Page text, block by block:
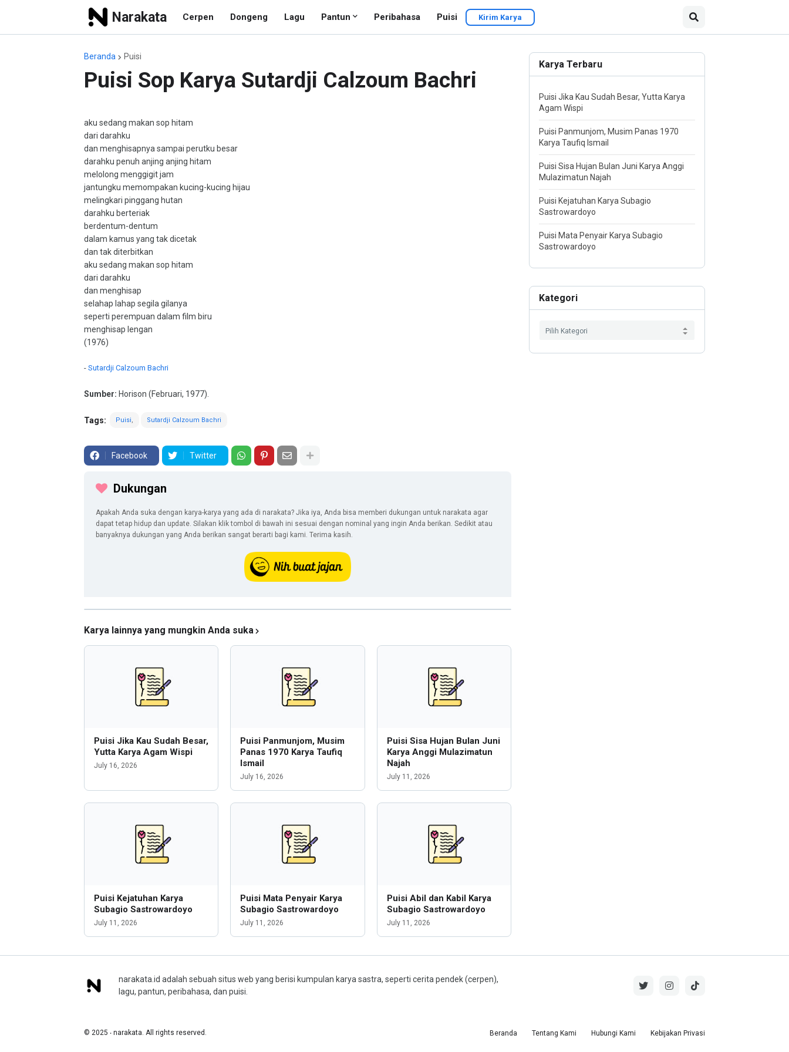
Narakata Cerpen Dongeng Lagu Pantun Peribahasa Puisi Kirim Karya
Beranda Puisi
Puisi Sop Karya Sutardji Calzoum Bachri
aku sedang makan sop hitam
dari darahku
dan menghisapnya sampai perutku besar
darahku penuh anjing anjing hitam
melolong menggigit jam
jantungku memompakan kucing-kucing hijau
melingkari pinggang hutan
darahku berteriak
berdentum-dentum
dalam kamus yang tak dicetak
dan tak diterbitkan
aku sedang makan sop hitam
dari darahku
dan menghisap
selahap lahap segila gilanya
seperti perempuan dalam film biru
menghisap lengan
(1976)
- Sutardji Calzoum Bachri
Sumber: Horison (Februari, 1977).
Tags: Puisi Sutardji Calzoum Bachri
Facebook Twitter
Dukungan
Apakah Anda suka dengan karya-karya yang ada di narakata? Jika iya, Anda bisa memberi dukungan untuk narakata agar
dapat tetap hidup dan update. Silakan klik tombol di bawah ini sesuai dengan nominal yang ingin Anda berikan. Sedikit atau
banyaknya dukungan yang Anda berikan sangat berarti bagi kami. Terima kasih.
Karya lainnya yang mungkin Anda suka
Puisi Jika Kau Sudah Besar,
Yutta Karya Agam Wispi
July 16, 2026
Puisi Panmunjom, Musim
Panas 1970 Karya Taufiq
Ismail
July 16, 2026
Puisi Sisa Hujan Bulan Juni
Karya Anggi Mulazimatun
Najah
July 11, 2026
Puisi Kejatuhan Karya
Subagio Sastrowardoyo
July 11, 2026
Puisi Mata Penyair Karya
Subagio Sastrowardoyo
July 11, 2026
Puisi Abil dan Kabil Karya
Subagio Sastrowardoyo
July 11, 2026
Karya Terbaru
Puisi Jika Kau Sudah Besar, Yutta Karya
Agam Wispi
Puisi Panmunjom, Musim Panas 1970
Karya Taufiq Ismail
Puisi Sisa Hujan Bulan Juni Karya Anggi
Mulazimatun Najah
Puisi Kejatuhan Karya Subagio
Sastrowardoyo
Puisi Mata Penyair Karya Subagio
Sastrowardoyo
Kategori
narakata.id adalah sebuah situs web yang berisi kumpulan karya sastra, seperti cerita pendek (cerpen),
lagu, pantun, peribahasa, dan puisi.
© 2025 ‧ narakata. All rights reserved. Beranda Tentang Kami Hubungi Kami Kebijakan Privasi